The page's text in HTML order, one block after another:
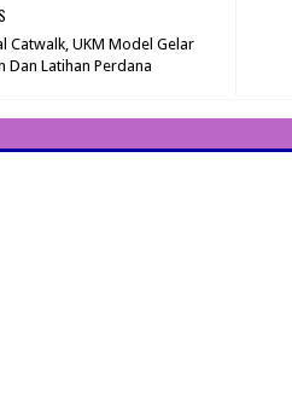
Catwalk, UKM Model Gelar
Dan Latihan Perdana